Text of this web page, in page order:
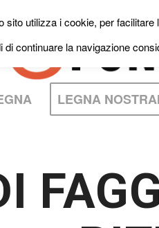
LEGNA
sito utilizza i cookie, per
di continuare la navigazione